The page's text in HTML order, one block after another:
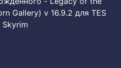
Gallery) v 16.9.2 для TES
Skyrim